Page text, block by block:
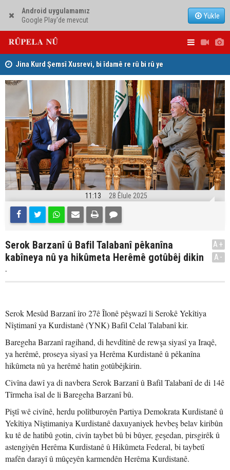
Android uygulamamız
Google Play'de mevcut
Yükle
Jina Kurd Şemsî Xusrevi, bi îdamê re rû bi rû ye
hewldana
11:13 28 Êlule 2025
Serok Barzanî û Bafil Talabanî pêkanîna
kabîneya nû ya hikûmeta Herêmê gotûbêj dikin
.
A+
A-
Serok Mesûd Barzanî îro 27ê Îlonê pêşwazî li Serokê Yekîtiya
Nîştimanî ya Kurdistanê (YNK) Bafil Celal Talabanî kir.
Baregeha Barzanî ragihand, di hevdîtinê de rewşa siyasî ya Iraqê,
ya herêmê, proseya siyasî ya Herêma Kurdistanê û pêkanîna
hikûmeta nû ya herêmê hatin gotûbêjkirin.
Civîna dawî ya di navbera Serok Barzanî û Bafil Talabanî de di 14ê
Tîrmeha îsal de li Baregeha Barzanî bû.
Piştî wê civînê, herdu polîtburoyên Partiya Demokrata Kurdistanê û
Yekîtiya Nîştimaniya Kurdistanê daxuyaniyek hevbeş belav kiribûn
ku tê de hatibû gotin, civîn taybet bû bi bûyer, geşedan, pirsgirêk û
astengiyên Herêma Kurdistanê û Hikûmeta Federal, bi taybetî
mafên darayî û mûçeyên karmendên Herêma Kurdistanê.